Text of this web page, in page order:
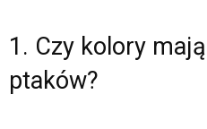
1. Czy kolory
ptaków?